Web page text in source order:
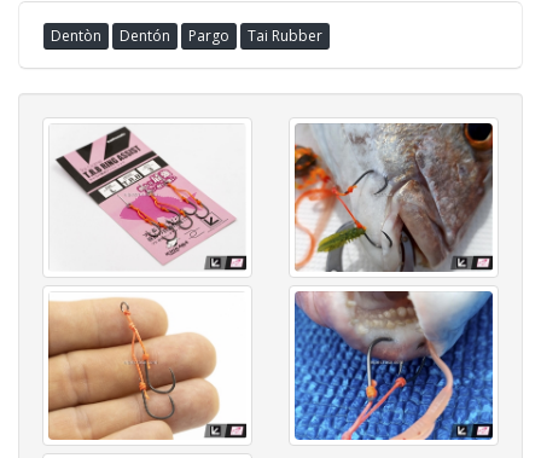
Dentòn Dentón Pargo Tai Rubber